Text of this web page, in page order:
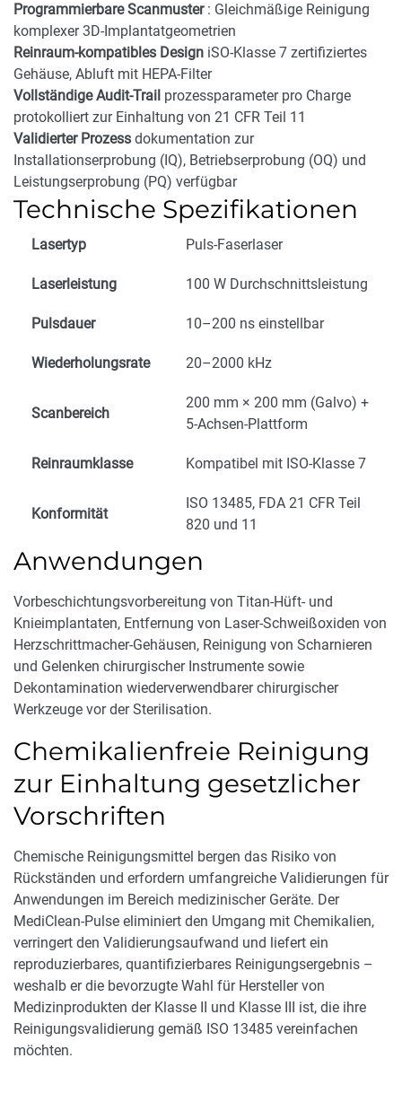
Programmierbare Scanmuster : Gleichmäßige Reinigung
komplexer 3D-Implantatgeometrien
Reinraum-kompatibles Design iSO-Klasse 7 zertifiziertes
Gehäuse, Abluft mit HEPA-Filter
Vollständige Audit-Trail prozessparameter pro Charge
protokolliert zur Einhaltung von 21 CFR Teil 11
Validierter Prozess dokumentation zur
Installationserprobung (IQ), Betriebserprobung (OQ) und
Leistungserprobung (PQ) verfügbar
Technische Spezifikationen
Lasertyp Puls-Faserlaser
Laserleistung 100 W Durchschnittsleistung
Pulsdauer 10–200 ns einstellbar
Wiederholungsrate 20–2000 kHz
Scanbereich
200 mm × 200 mm (Galvo) +
5-Achsen-Plattform
Reinraumklasse Kompatibel mit ISO-Klasse 7
Konformität
ISO 13485, FDA 21 CFR Teil
820 und 11
Anwendungen
Vorbeschichtungsvorbereitung von Titan-Hüft- und
Knieimplantaten, Entfernung von Laser-Schweißoxiden von
Herzschrittmacher-Gehäusen, Reinigung von Scharnieren
und Gelenken chirurgischer Instrumente sowie
Dekontamination wiederverwendbarer chirurgischer
Werkzeuge vor der Sterilisation.
Chemikalienfreie Reinigung
zur Einhaltung gesetzlicher
Vorschriften
Chemische Reinigungsmittel bergen das Risiko von
Rückständen und erfordern umfangreiche Validierungen für
Anwendungen im Bereich medizinischer Geräte. Der
MediClean-Pulse eliminiert den Umgang mit Chemikalien,
verringert den Validierungsaufwand und liefert ein
reproduzierbares, quantifizierbares Reinigungsergebnis –
weshalb er die bevorzugte Wahl für Hersteller von
Medizinprodukten der Klasse II und Klasse III ist, die ihre
Reinigungsvalidierung gemäß ISO 13485 vereinfachen
möchten.